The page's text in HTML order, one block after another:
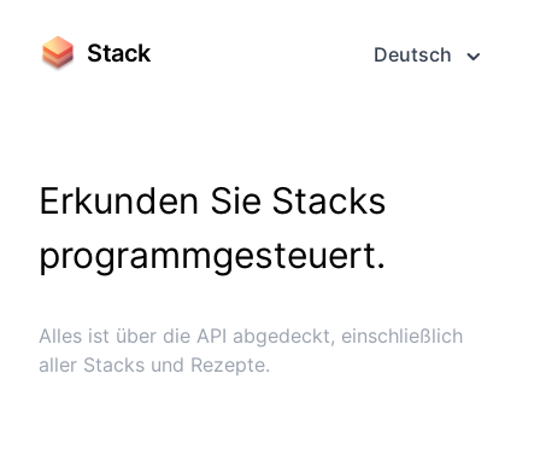
Stack Deutsch
Erkunden Sie Stacks
programmgesteuert.
Alles ist über die API abgedeckt, einschließlich
aller Stacks und Rezepte.